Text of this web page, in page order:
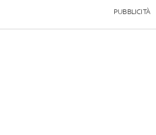
PUBBLICITÀ